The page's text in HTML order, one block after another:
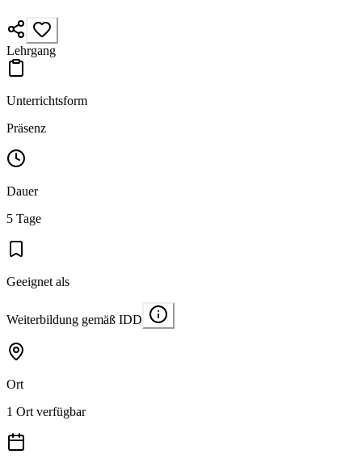
Lehrgang
Unterrichtsform
Präsenz
Dauer
5 Tage
Geeignet als
Weiterbildung gemäß IDD
Ort
1 Ort verfügbar